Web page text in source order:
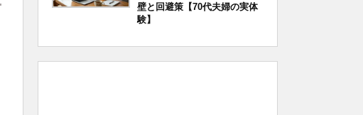
壁と回避策【70代夫婦の実体
験】